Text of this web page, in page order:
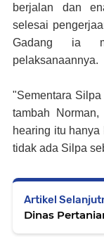
berjalan dan
selesai
Gadang ia
pelaksanaannya.
"Sementara
tambah
hearing itu
tidak ada Silpa
Artikel
Dinas